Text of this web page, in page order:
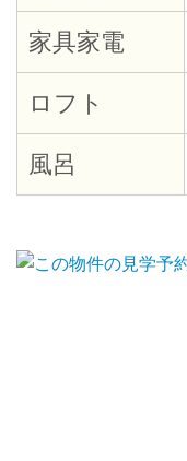
家具家電
ロフト
風呂